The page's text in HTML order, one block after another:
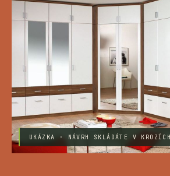
UKÁZKA · NÁVRH SKLÁDÁTE V KROZÍCH